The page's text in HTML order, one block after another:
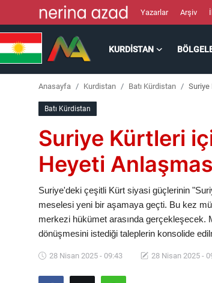
Yazarlar Arşiv
KURDISTAN
Güncel
Makaleler
Anasayfa Kurdistan Batı Kürdistan Suriye
Batı Kürdistan
Suriye Kürtleri
Heyeti
Suriye'deki çeşitli Kürt siyasi güçlerinin
meselesi yeni bir aşamaya geçti. Bu kez
merkezi hükümet arasında gerçekleşecek.
dönüşmesini istediği taleplerin konsolide
28 Nisan 2025 - 09:43 28 Nisan 2025 -